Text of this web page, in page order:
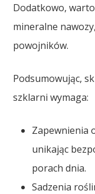
Dodatkowo,
mineralne
powojników.
Podsumowując,
szklarni wymaga:
Zapewnienia
unikając
porach dnia.
Sadzenia